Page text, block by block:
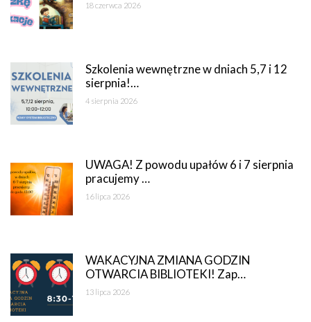
18 czerwca 2026
Szkolenia wewnętrzne w dniach 5,7 i 12
sierpnia!…
4 sierpnia 2026
UWAGA! Z powodu upałów 6 i 7 sierpnia
pracujemy …
16 lipca 2026
WAKACYJNA ZMIANA GODZIN
OTWARCIA BIBLIOTEKI! Zap…
13 lipca 2026